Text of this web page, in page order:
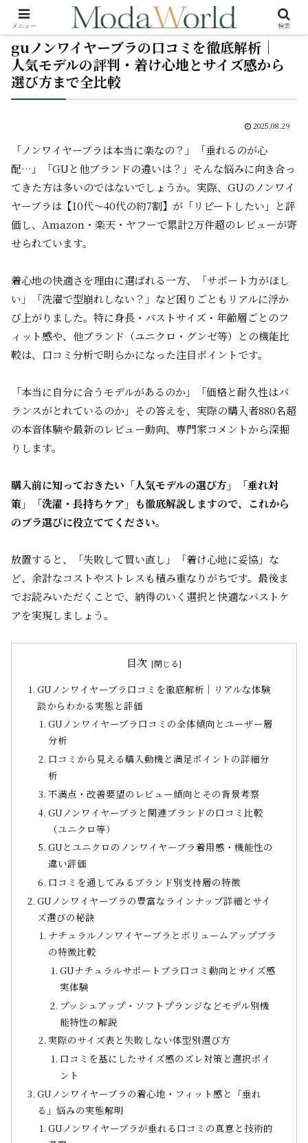
guノンワイヤーブラの口コミを徹底解析｜
人気モデルの評判・着け心地とサイズ感から
選び方まで全比較
2025.08.29
「ノンワイヤーブラは本当に楽なの？」「垂れるのが心
配…」「GUと他ブランドの違いは？」――そんな悩みに向き合っ
てきた方は多いのではないでしょうか。実際、GUのノンワイ
ヤーブラは【10代～40代の約7割】が「リピートしたい」と評
価し、Amazon・楽天・ヤフーで累計2万件超のレビューが寄
せられています。
着心地の快適さを理由に選ばれる一方、「サポート力がほし
い」「洗濯で型崩れしない？」など困りごともリアルに浮か
び上がりました。特に身長・バストサイズ・年齢層ごとのフ
ィット感や、他ブランド（ユニクロ・グンゼ等）との機能比
較は、口コミ分析で明らかになった注目ポイントです。
「本当に自分に合うモデルがあるのか」「価格と耐久性はバ
ランスがとれているのか」――その答えを、実際の購入者880名超
の本音体験や最新のレビュー動向、専門家コメントから深掘
りします。
購入前に知っておきたい「人気モデルの選び方」「垂れ対
策」「洗濯・長持ちケア」も徹底解説しますので、これから
のブラ選びに役立ててください。
放置すると、「失敗して買い直し」「着け心地に妥協」な
ど、余計なコストやストレスも積み重なりがちです。最後ま
でお読みいただくことで、納得のいく選択と快適なバストケ
アを実現しましょう。
目次
GUノンワイヤーブラ口コミを徹底解析｜リアルな体験
談からわかる実態と評価
GUノンワイヤーブラ口コミの全体傾向とユーザー層
分析
口コミから見える購入動機と満足ポイントの詳細分
析
不満点・改善要望のレビュー傾向とその背景考察
GUノンワイヤーブラと関連ブランドの口コミ比較
（ユニクロ等）
GUとユニクロのノンワイヤーブラ着用感・機能性の
違い評価
口コミを通してみるブランド別支持層の特徴
GUノンワイヤーブラの豊富なラインナップ詳細とサイ
ズ選びの秘訣
ナチュラルノンワイヤーブラとボリュームアップブラ
の特徴比較
GUナチュラルサポートブラ口コミ動向とサイズ感
実体験
プッシュアップ・ソフトプランジなどモデル別機
能特性の解説
実際のサイズ表と失敗しない体型別選び方
口コミを基にしたサイズ感のズレ対策と選択ポイ
ント
GUノンワイヤーブラの着心地・フィット感と「垂れ
る」悩みの実態解明
GUノンワイヤーブラが垂れる口コミの真意と技術的
メニュー 検索